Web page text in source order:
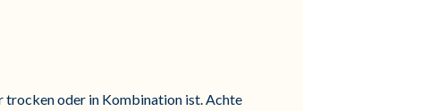
trocken oder in Kombination ist. Achte